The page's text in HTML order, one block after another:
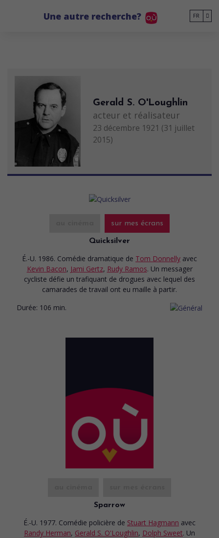
Une autre recherche? FR
Gerald S. O'Loughlin
acteur et réalisateur
23 décembre 1921 (31 juillet
2015)
sur mes écrans
Quicksilver
É.-U. 1986. Comédie dramatique de Tom Donnelly avec
Kevin Bacon, Jami Gertz, Rudy Ramos. Un messager
cycliste défie un trafiquant de drogues avec lequel des
camarades de travail ont eu maille à partir.
Durée: 106 min.
Sparrow
É.-U. 1977. Comédie policière de Stuart Hagmann avec
Randy Herman, Gerald S. O'Loughlin, Dolph Sweet. Un